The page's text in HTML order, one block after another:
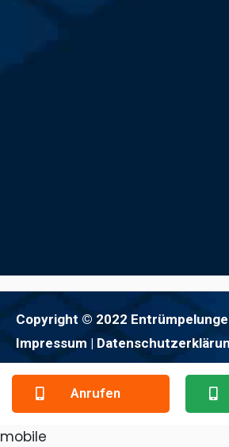
Copyright © 2022
Impressum |
Anrufen